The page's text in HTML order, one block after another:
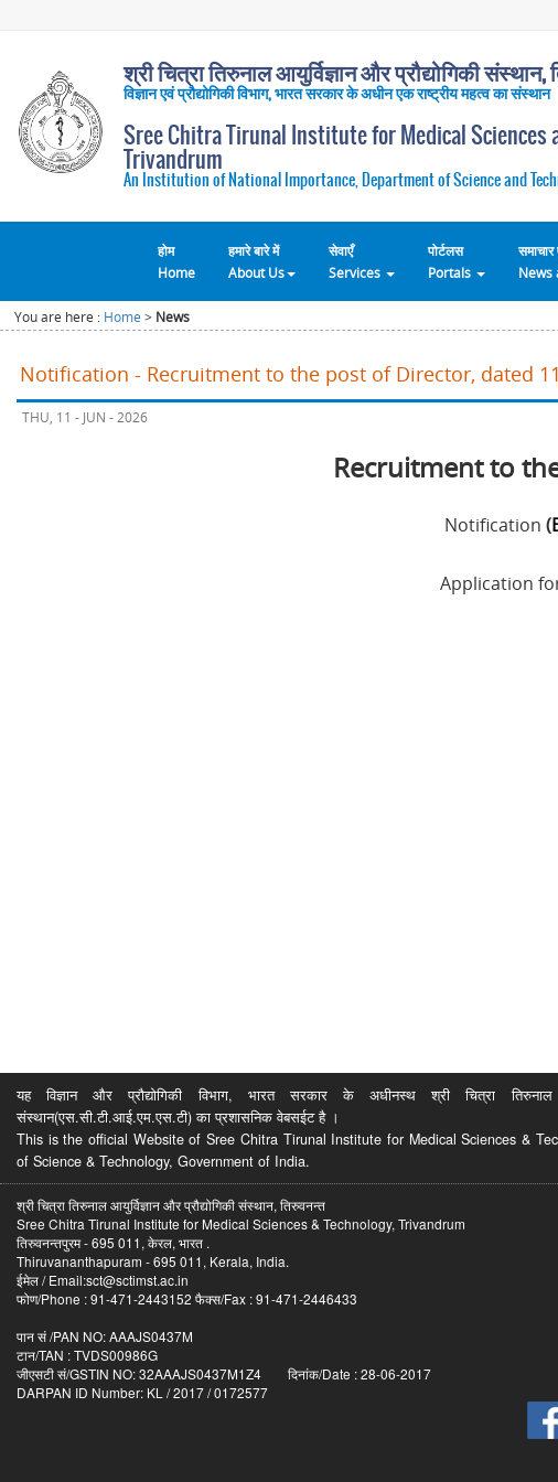
श्री चित्रा तिरुनाल आयुर्विज्ञान और प्रौद्योगिकी संस्थान,
विज्ञान एवं प्रौद्योगिकी विभाग, भारत सरकार के अधीन एक राष्ट्रीय महत्व का संस्थान
Sree Chitra Tirunal Institute for Medical Sciences
Trivandrum
An Institution of National Importance, Department of Science and
होम
Home
हमारे बारे में
About Us
सेवाएँ
Services
पोर्टलस
Portals
News
You are here : Home > News
Notification - Recruitment to the post of Director, dated
THU, 11 - JUN - 2026
Recruitment to
Notification (
Application
यह विज्ञान और प्रौद्योगिकी विभाग, भारत सरकार के अधीनस्थ श्री चित्रा तिरुनाल
संस्थान(एस.सी.टी.आई.एम.एस.टी) का प्रशासनिक वेबसईट है ।
This is the official Website of Sree Chitra Tirunal Institute for Medical Sciences &
of Science & Technology, Government of India.
श्री चित्रा तिरुनाल आयुर्विज्ञान और प्रौद्योगिकी संस्थान, तिरुवनन्त
Sree Chitra Tirunal Institute for Medical Sciences & Technology, Trivandrum
तिरुवनन्तपुरम - 695 011, केरल, भारत .
Thiruvananthapuram - 695 011, Kerala, India.
ईमेल / Email:sct@sctimst.ac.in
फोण/Phone : 91-471-2443152 फैक्स/Fax : 91-471-2446433
पान सं /PAN NO: AAAJS0437M
टान/TAN : TVDS00986G
जीएसटी सं/GSTIN NO: 32AAAJS0437M1Z4 दिनांक/Date : 28-06-2017
DARPAN ID Number: KL / 2017 / 0172577